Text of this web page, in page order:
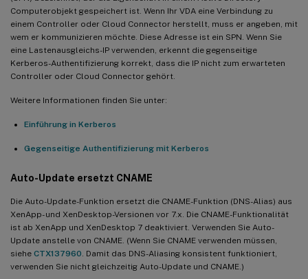
Computerobjekt gespeichert ist. Wenn Ihr VDA eine Verbindung zu
einem Controller oder Cloud Connector herstellt, muss er angeben, mit
wem er kommunizieren möchte. Diese Adresse ist ein SPN. Wenn Sie
eine Lastenausgleichs-IP verwenden, erkennt die gegenseitige
Kerberos-Authentifizierung korrekt, dass die IP nicht zum erwarteten
Controller oder Cloud Connector gehört.
Weitere Informationen finden Sie unter:
Einführung in Kerberos
Gegenseitige Authentifizierung mit Kerberos
Auto-Update ersetzt CNAME
Die Auto-Update-Funktion ersetzt die CNAME-Funktion (DNS-Alias) aus
XenApp- und XenDesktop-Versionen vor 7.x. Die CNAME-Funktionalität
ist ab XenApp und XenDesktop 7 deaktiviert. Verwenden Sie Auto-
Update anstelle von CNAME. (Wenn Sie CNAME verwenden müssen,
siehe CTX137960 . Damit das DNS-Aliasing konsistent funktioniert,
verwenden Sie nicht gleichzeitig Auto-Update und CNAME.)